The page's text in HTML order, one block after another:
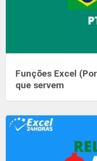
Funções Excel
que servem